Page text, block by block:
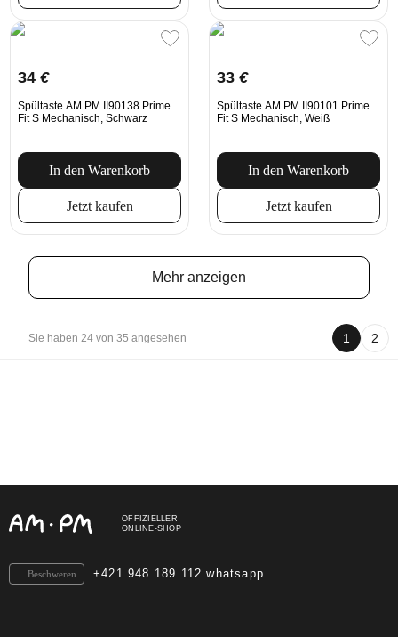
34 €
Spültaste AM.PM II90138 Prime
Fit S Mechanisch, Schwarz
In den Warenkorb
Jetzt kaufen
33 €
Spültaste AM.PM II90101 Prime
Fit S Mechanisch, Weiß
In den Warenkorb
Jetzt kaufen
Mehr anzeigen
Sie haben 24 von 35 angesehen 1 2
OFFIZIELLER
ONLINE-SHOP
+421 948 189 112 whatsapp
Beschweren